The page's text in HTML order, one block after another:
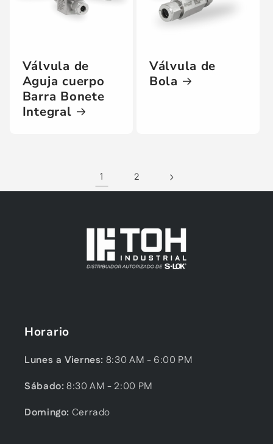
Válvula de
Aguja cuerpo
Barra Bonete
Integral
Válvula de
Bola
1 2
Horario
Lunes a Viernes: 8:30 AM - 6:00 PM
Sábado: 8:30 AM - 2:00 PM
Domingo: Cerrado